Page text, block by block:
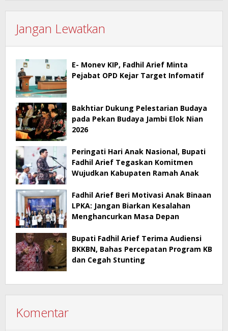
Jangan Lewatkan
E- Monev KIP, Fadhil Arief Minta
Pejabat OPD Kejar Target Infomatif
Bakhtiar Dukung Pelestarian Budaya
pada Pekan Budaya Jambi Elok Nian
2026
Peringati Hari Anak Nasional, Bupati
Fadhil Arief Tegaskan Komitmen
Wujudkan Kabupaten Ramah Anak
Fadhil Arief Beri Motivasi Anak Binaan
LPKA: Jangan Biarkan Kesalahan
Menghancurkan Masa Depan
Bupati Fadhil Arief Terima Audiensi
BKKBN, Bahas Percepatan Program KB
dan Cegah Stunting
Komentar